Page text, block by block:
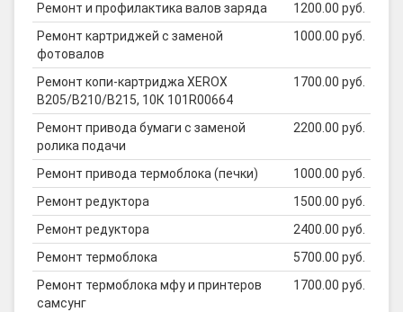
Ремонт и профилактика валов заряда
1200.00 руб.
Ремонт картриджей с заменой
фотовалов
1000.00 руб.
Ремонт копи-картриджа XEROX
B205/B210/B215, 10К 101R00664
1700.00 руб.
Ремонт привода бумаги с заменой
ролика подачи
2200.00 руб.
Ремонт привода термоблока (печки)
1000.00 руб.
Ремонт редуктора
1500.00 руб.
Ремонт редуктора
2400.00 руб.
Ремонт термоблока
5700.00 руб.
Ремонт термоблока мфу и принтеров
самсунг
1700.00 руб.